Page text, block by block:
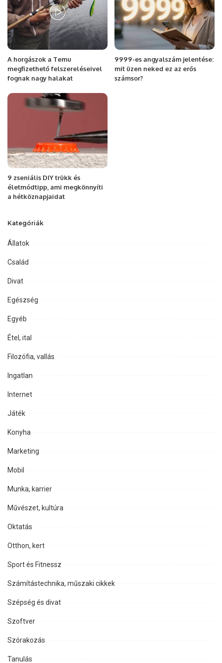
A horgászok a Temu
megfizethető felszereléseivel
fognak nagy halakat
9999-es angyalszám jelentése:
mit üzen neked ez az erős
számsor?
9 zseniális DIY trükk és
életmódtipp, ami megkönnyíti
a hétköznapjaidat
Kategóriák
Állatok
Család
Divat
Egészség
Egyéb
Étel, ital
Filozófia, vallás
Ingatlan
Internet
Játék
Konyha
Marketing
Mobil
Munka, karrier
Művészet, kultúra
Oktatás
Otthon, kert
Sport és Fitnessz
Számítástechnika, műszaki cikkek
Szépség és divat
Szoftver
Szórakozás
Tanulás